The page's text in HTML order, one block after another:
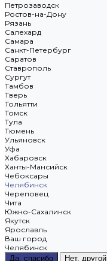
Петрозаводск
Ростов-на-Дону
Рязань
Салехард
Самара
Санкт-Петербург
Саратов
Ставрополь
Сургут
Тамбов
Тверь
Тольятти
Томск
Тула
Тюмень
Ульяновск
Уфа
Хабаровск
Ханты-Мансийск
Чебоксары
Челябинск
Череповец
Чита
Южно-Сахалинск
Якутск
Ярославль
Ваш город
Челябинск
Да, спасибо
Нет, другой